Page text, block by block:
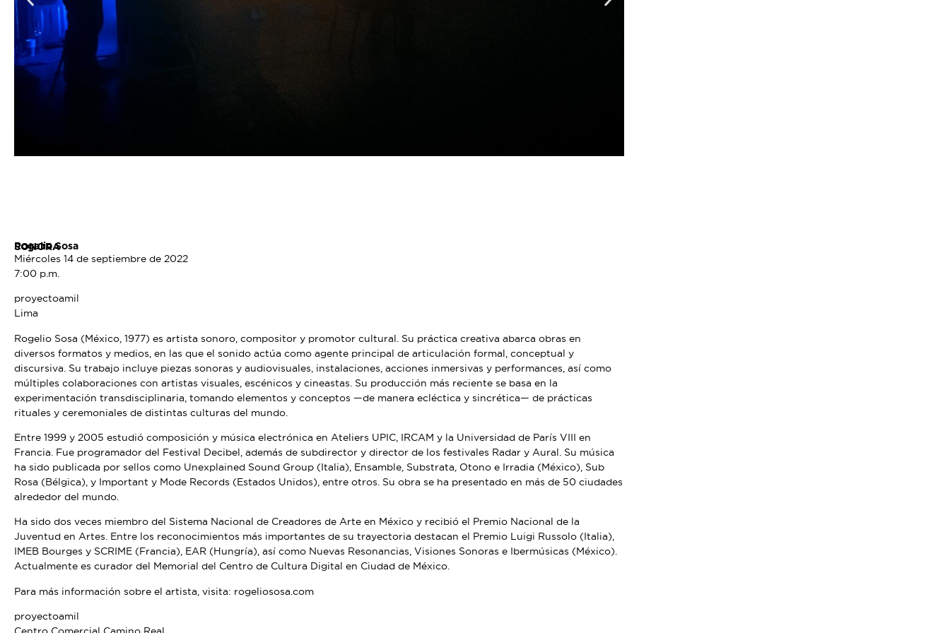
SONORA
Rogelio Sosa
Miércoles 14 de septiembre de 2022
7:00 p.m.
proyectoamil
Lima
Rogelio Sosa (México, 1977) es artista sonoro, compositor y promotor cultural. Su práctica creativa abarca obras en
diversos formatos y medios, en las que el sonido actúa como agente principal de articulación formal, conceptual y
discursiva. Su trabajo incluye piezas sonoras y audiovisuales, instalaciones, acciones inmersivas y performances, así como
múltiples colaboraciones con artistas visuales, escénicos y cineastas. Su producción más reciente se basa en la
experimentación transdisciplinaria, tomando elementos y conceptos —de manera ecléctica y sincrética— de prácticas
rituales y ceremoniales de distintas culturas del mundo.
Entre 1999 y 2005 estudió composición y música electrónica en Ateliers UPIC, IRCAM y la Universidad de París VIII en
Francia. Fue programador del Festival Decibel, además de subdirector y director de los festivales Radar y Aural. Su música
ha sido publicada por sellos como Unexplained Sound Group (Italia), Ensamble, Substrata, Otono e Irradia (México), Sub
Rosa (Bélgica), y Important y Mode Records (Estados Unidos), entre otros. Su obra se ha presentado en más de 50 ciudades
alrededor del mundo.
Ha sido dos veces miembro del Sistema Nacional de Creadores de Arte en México y recibió el Premio Nacional de la
Juventud en Artes. Entre los reconocimientos más importantes de su trayectoria destacan el Premio Luigi Russolo (Italia),
IMEB Bourges y SCRIME (Francia), EAR (Hungría), así como Nuevas Resonancias, Visiones Sonoras e Ibermúsicas (México).
Actualmente es curador del Memorial del Centro de Cultura Digital en Ciudad de México.
Para más información sobre el artista, visita: rogeliososa.com
proyectoamil